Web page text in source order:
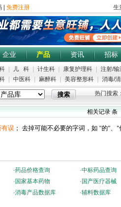
企业 产品 资讯 招标
儿 科 计生科 康复护理科 注射/输
中医科 麻醉科 美容整形科 消毒/
热门搜索：
相关记录 条
有误 ； 去掉可能不必要的字词，如 "的"、
·药品价格查询 ·中标药品查询
· 国家基本药物 · 国产医疗器械
·消毒产品数据库 ·辅料数据库